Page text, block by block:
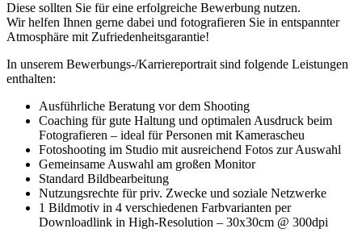
Diese sollten Sie für eine erfolgreiche Bewerbung nutzen.
Wir helfen Ihnen gerne dabei und fotografieren Sie in entspannter
Atmosphäre mit Zufriedenheitsgarantie!
In unserem Bewerbungs-/Karriereportrait sind folgende Leistungen
enthalten:
Ausführliche Beratung vor dem Shooting
Coaching für gute Haltung und optimalen Ausdruck beim
Fotografieren – ideal für Personen mit Kamerascheu
Fotoshooting im Studio mit ausreichend Fotos zur Auswahl
Gemeinsame Auswahl am großen Monitor
Standard Bildbearbeitung
Nutzungsrechte für priv. Zwecke und soziale Netzwerke
1 Bildmotiv in 4 verschiedenen Farbvarianten per
Downloadlink in High-Resolution – 30x30cm @ 300dpi